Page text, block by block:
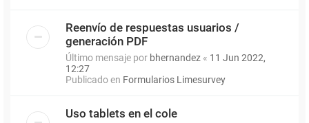
Reenvío de respuestas usuarios /
generación PDF
Último mensaje por bhernandez « 11 Jun 2022,
12:27
Publicado en Formularios Limesurvey
Uso tablets en el cole